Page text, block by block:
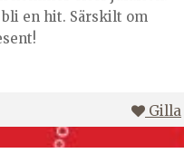
en hit. Särskilt om
Gilla